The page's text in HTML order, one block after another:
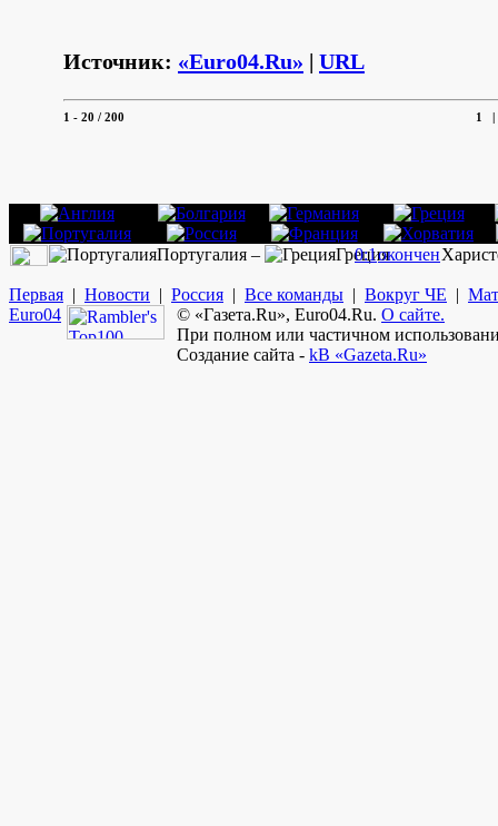
Источник: «Euro04.Ru» | URL
1 - 20 / 200 1
Португалия – Греция
0:1окончен
Первая | Новости | Россия | Все команды | Вокруг ЧЕ |
Euro04 © «Газета.Ru», Euro04.Ru. О сайте.
При полном или частичном
Создание сайта - kB «Gazeta.Ru»